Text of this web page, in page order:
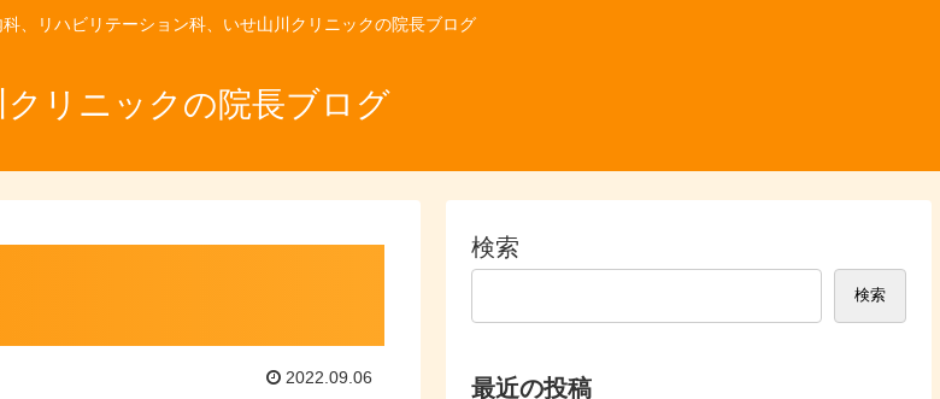
、リハビリテーション科、いせ山川クリニックの院長ブログ
クリニックの院長ブログ
2022.09.06
検索
検索
最近の投稿